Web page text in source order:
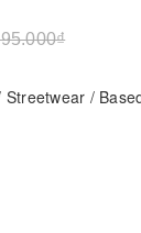
Streetwear /